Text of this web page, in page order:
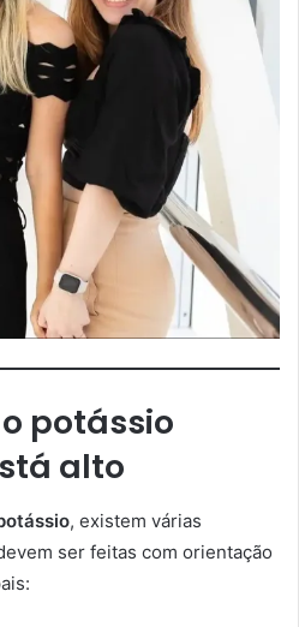
potássio
alto
, existem várias
ser feitas com orientação